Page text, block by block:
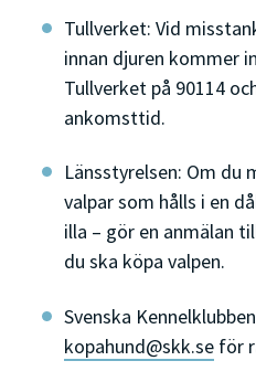
Tullverket: Vid
innan djuren kommer
Tullverket på 90114
ankomsttid.
Länsstyrelsen: Om du
valpar som hålls i en
illa – gör en anmälan
du ska köpa valpen.
Svenska
kopahund@skk.se för